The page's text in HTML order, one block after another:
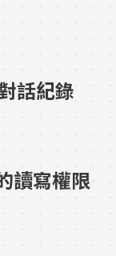
話紀錄
讀寫權限